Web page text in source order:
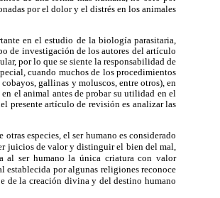
por el dolor y el distrés en los animales
en el estudio de la biología parasitaria,
de investigación de los autores del artículo
por lo que se siente la responsabilidad de
cuando muchos de los procedimientos
gallinas y moluscos, entre otros), en
el animal antes de probar su utilidad en el
presente artículo de revisión es analizar las
otras especies, el ser humano es considerado
juicios de valor y distinguir el bien del mal,
al ser humano la única criatura con valor
establecida por algunas religiones reconoce
de la creación divina y del destino humano